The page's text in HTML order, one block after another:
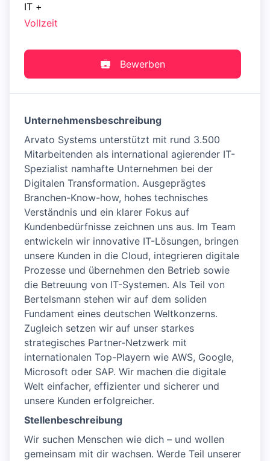
IT +
Vollzeit
Bewerben
Unternehmensbeschreibung
Arvato Systems unterstützt mit rund 3.500
Mitarbeitenden als international agierender IT-
Spezialist namhafte Unternehmen bei der
Digitalen Transformation. Ausgeprägtes
Branchen-Know-how, hohes technisches
Verständnis und ein klarer Fokus auf
Kundenbedürfnisse zeichnen uns aus. Im Team
entwickeln wir innovative IT-Lösungen, bringen
unsere Kunden in die Cloud, integrieren digitale
Prozesse und übernehmen den Betrieb sowie
die Betreuung von IT-Systemen. Als Teil von
Bertelsmann stehen wir auf dem soliden
Fundament eines deutschen Weltkonzerns.
Zugleich setzen wir auf unser starkes
strategisches Partner-Netzwerk mit
internationalen Top-Playern wie AWS, Google,
Microsoft oder SAP. Wir machen die digitale
Welt einfacher, effizienter und sicherer und
unsere Kunden erfolgreicher.
Stellenbeschreibung
Wir suchen Menschen wie dich – und wollen
gemeinsam mit dir wachsen. Werde Teil unserer